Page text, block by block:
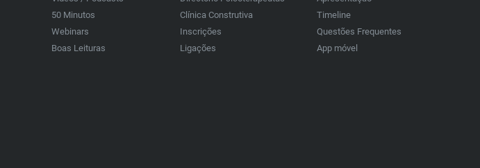
50 Minutos
Webinars
Boas Leituras
Clínica Construtiva
Inscrições
Ligações
Timeline
Questões Frequentes
App móvel